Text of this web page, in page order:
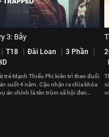
3: Bẫy
T18 Đài Loan
3 Phần
trẻ Mạnh Thiếu Phi kiên trì theo đuổi
suốt 4 năm. Cậu nhận ra chìa khóa
án chính là tên trùm xã hội đen